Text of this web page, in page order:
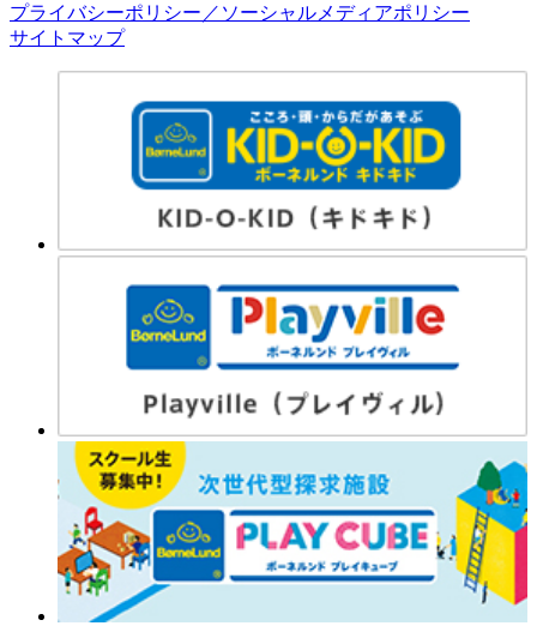
プライバシーポリシー／ソーシャルメディアポリシー
サイトマップ